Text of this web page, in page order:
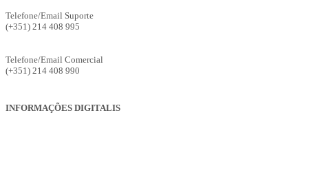
Telefone/Email Suporte
(+351) 214 408 995
Telefone/Email Comercial
(+351) 214 408 990
INFORMAÇÕES DIGITALIS